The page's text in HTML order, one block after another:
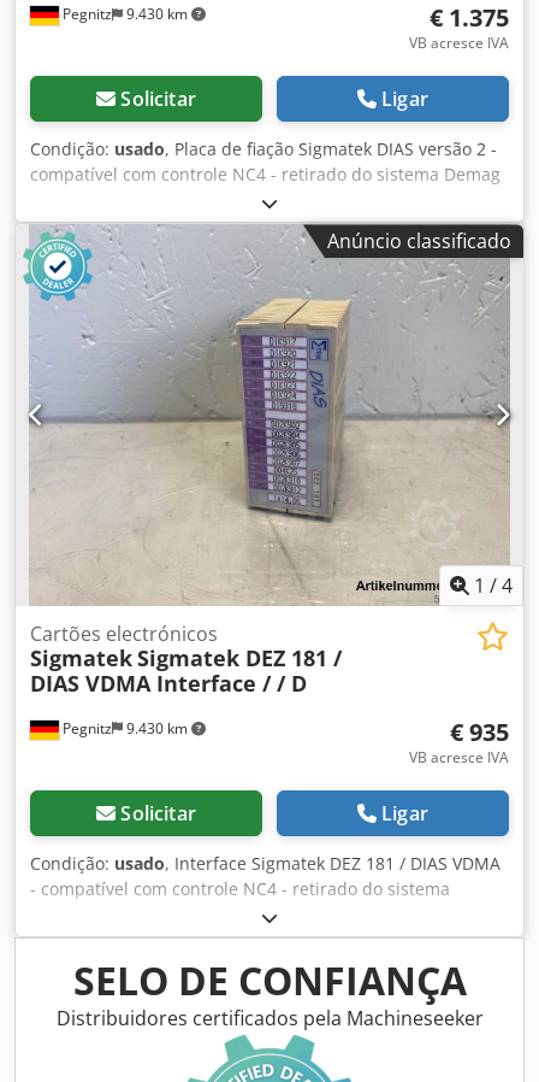
Pegnitz 9.430 km € 1.375
VB acresce IVA
Solicitar Ligar
Condição: usado, Placa de fiação Sigmatek DIAS versão 2 -
compatível com controle NC4 - retirado do sistema Demag
ET 6 - tirado de uma máquina em execução - totalmente
funcionalFabricante: Sigmatek Número da peça de
reposição: Número do fabricante: Dkodpfxorr Egze Afmjr
Tand: usado
Anúncio classificado
1 /4
Pegnitz 9.430 km
Cartões electrónicos
SigmatekSigmatek DEZ 181 /
DIAS VDMA Interface / / D
€ 935
VB acresce IVA
Solicitar Ligar
Condição: usado, Interface Sigmatek DEZ 181 / DIAS VDMA
- compatível com controle NC4 - retirado do sistema
Demag ET 6 - tirado de uma máquina em execução -
totalmente funcionalFabricante: Sigmatek Dedperr Efkofx
Afmjkr Tipo: DEZ181 Número da peça de reposição: Nº do
fabricante: D Tand: usado
SELO DE CONFIANÇA
Distribuidores certificados pela Machineseeker